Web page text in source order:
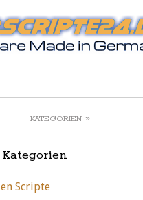
KATEGORIEN »
Scripte